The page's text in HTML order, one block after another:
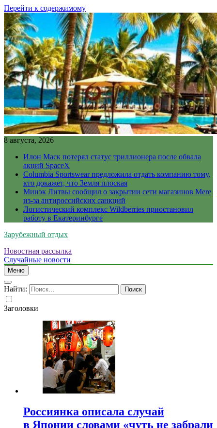
Перейти к содержимому
8 августа, 2026
Илон Маск потерял статус триллионера после обвала
акций SpaceX
Columbia Sportswear предложила отдать компанию тому,
кто докажет, что Земля плоская
Минэк Литвы сообщил о закрытии сети магазинов Mere
из-за антироссийских санкций
Логистический комплекс Wildberries приостановил
работу в Екатеринбурге
Зарубежный отдых
Новостная рассылка
Случайные новости
Меню
Найти:
Заголовки
Россиянка описала случай
в Японии словами «чуть не забрали